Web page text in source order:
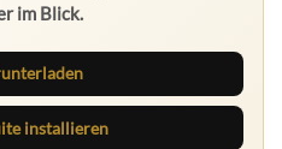
im Blick.
installieren